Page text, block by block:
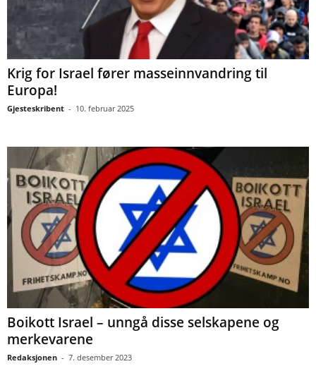
Krig for Israel fører masseinnvandring til
Europa!
Gjesteskribent - 10. februar 2025
Boikott Israel – unngå disse selskapene og
merkevarene
Redaksjonen - 7. desember 2023